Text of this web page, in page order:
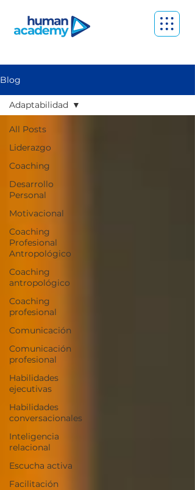
Blog
All Posts
Liderazgo
Coaching
Desarrollo
Personal
Motivacional
Coaching
Profesional
Antropológico
Coaching
antropológico
Coaching
profesional
Comunicación
Comunicación
profesional
Habilidades
ejecutivas
Habilidades
conversacionales
Inteligencia
relacional
Escucha activa
Facilitación
Adaptabilidad